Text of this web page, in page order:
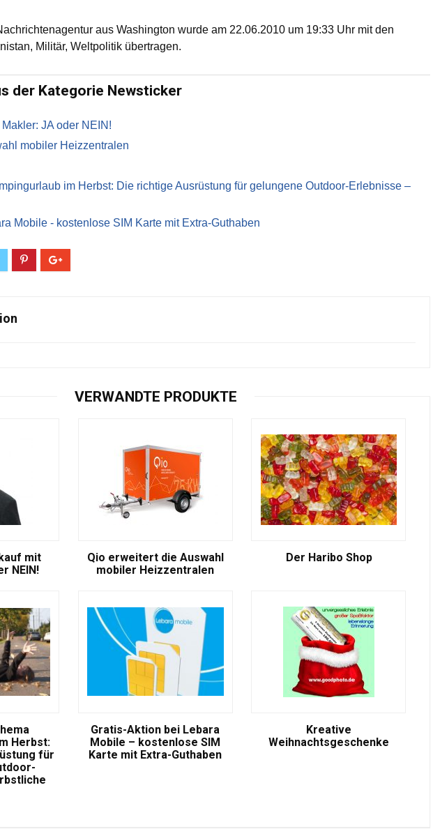
aus Washington wurde am 22.06.2010 um 19:33 Uhr mit den
Militär, Weltpolitik übertragen.
der Kategorie Newsticker
JA oder NEIN!
mobiler Heizzentralen
im Herbst: Die richtige Ausrüstung für gelungene Outdoor-Erlebnisse –
Mobile - kostenlose SIM Karte mit Extra-Guthaben
VERWANDTE PRODUKTE
mit
NEIN!
Qio erweitert die Auswahl
mobiler Heizzentralen
Der Haribo Shop
Herbst:
für
Gratis-Aktion bei Lebara
Mobile – kostenlose SIM
Karte mit Extra-Guthaben
Kreative
Weihnachtsgeschenke